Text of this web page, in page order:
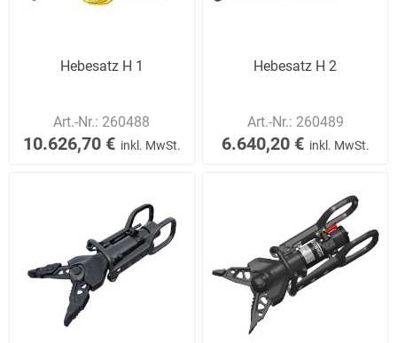
Hebesatz H 1
Art.-Nr.: 260488
10.626,70 € inkl. MwSt.
Hebesatz H 2
Art.-Nr.: 260489
6.640,20 € inkl. MwSt.